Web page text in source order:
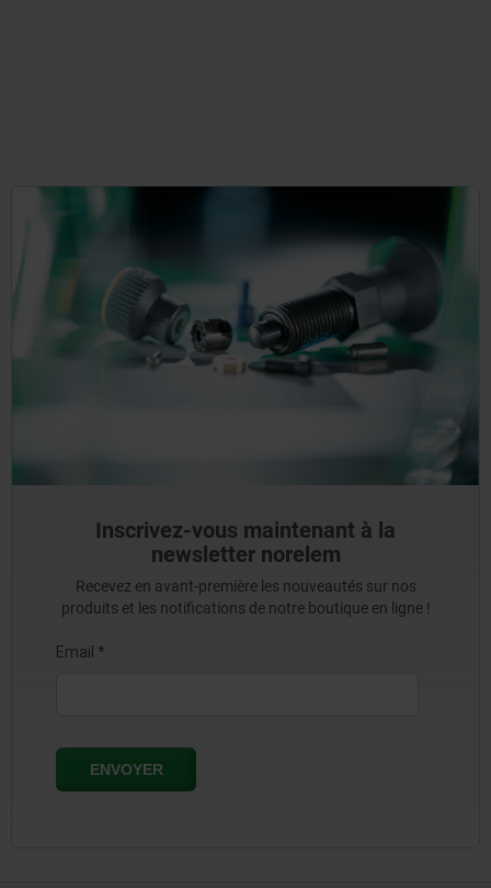
Inscrivez-vous maintenant à la
newsletter norelem
Recevez en avant-première les nouveautés sur nos
produits et les notifications de notre boutique en ligne !